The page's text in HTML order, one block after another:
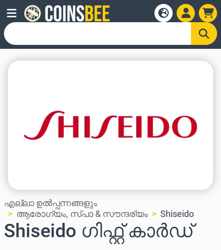
എല്ലാ ഉൽപ്പന്നങ്ങളും
ആരോഗ്യം, സ്പാ & സൗന്ദര്യം
Shiseido
Shiseido ഗിഫ്റ്റ് കാർഡ്